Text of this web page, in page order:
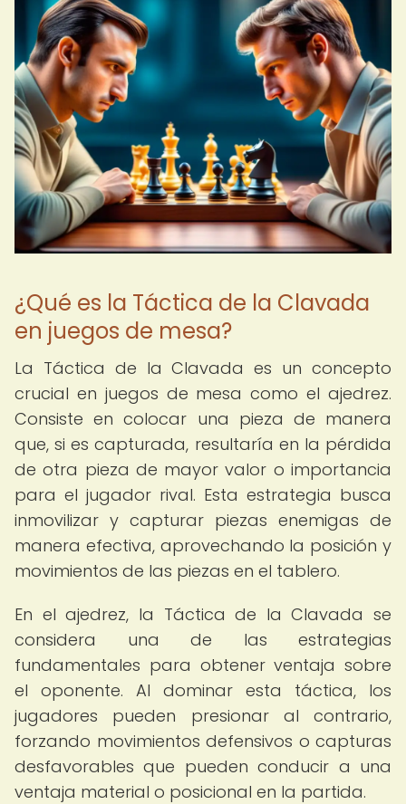
¿Qué es la Táctica de la Clavada
en juegos de mesa?
La Táctica de la Clavada es un concepto
crucial en juegos de mesa como el ajedrez.
Consiste en colocar una pieza de manera
que, si es capturada, resultaría en la pérdida
de otra pieza de mayor valor o importancia
para el jugador rival. Esta estrategia busca
inmovilizar y capturar piezas enemigas de
manera efectiva, aprovechando la posición y
movimientos de las piezas en el tablero.
En el ajedrez, la Táctica de la Clavada se
considera una de las estrategias
fundamentales para obtener ventaja sobre
el oponente. Al dominar esta táctica, los
jugadores pueden presionar al contrario,
forzando movimientos defensivos o capturas
desfavorables que pueden conducir a una
ventaja material o posicional en la partida.